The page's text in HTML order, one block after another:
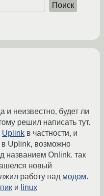
Поиск
и неизвестно, будет ли
решил написать тут.
Uplink в частности, и
в Uplink, возможно
названием Onlink. так
новый
работу над модом.
и linux